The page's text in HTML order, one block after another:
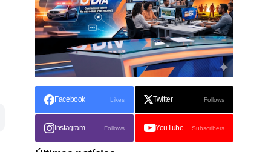
Facebook Likes Twitter Follows
Instagram Follows YouTube Subscribers